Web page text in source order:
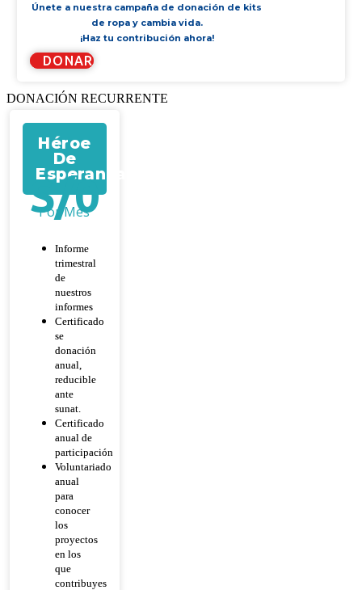
Únete a nuestra campaña de donación de kits
de ropa y cambia vida.
¡Haz tu contribución ahora!
DONAR
DONACIÓN RECURRENTE
Héroe
De
Esperanza
S/0
Por Mes
Informe
trimestral
de
nuestros
informes
Certificado
se
donación
anual,
reducible
ante
sunat.
Certificado
anual de
participación
Voluntariado
anual
para
conocer
los
proyectos
en los
que
contribuyes